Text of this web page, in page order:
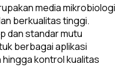
media mikrobiologi
berkualitas tinggi.
dan standar mutu
berbagai aplikasi
kontrol kualitas